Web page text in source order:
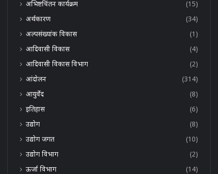
अभिष्टचिंतन कार्यक्रम
(15)
अर्थकारण
(34)
अल्पसंख्यांक विकास
(1)
आदिवासी विकास
(4)
आदिवासी विकास विभाग
(2)
आंदोलन
(314)
आयुर्वेद
(8)
इतिहास
(6)
उद्योग
(8)
उद्योग जगत
(10)
उद्योग विभाग
(2)
ऊर्जा विभाग
(14)